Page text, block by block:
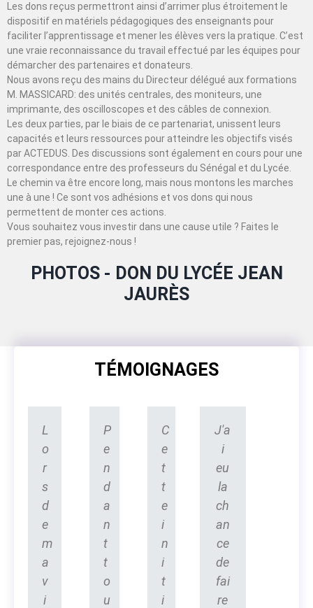
Les dons reçus permettront ainsi d’arrimer plus étroitement le
dispositif en matériels pédagogiques des enseignants pour
faciliter l’apprentissage et mener les élèves vers la pratique. C’est
une vraie reconnaissance du travail effectué par les équipes pour
démarcher des partenaires et donateurs.
Nous avons reçu des mains du Directeur délégué aux formations
M. MASSICARD: des unités centrales, des moniteurs, une
imprimante, des oscilloscopes et des câbles de connexion.
Les deux parties, par le biais de ce partenariat, unissent leurs
capacités et leurs ressources pour atteindre les objectifs visés
par ACTEDUS. Des discussions sont également en cours pour une
correspondance entre des professeurs du Sénégal et du Lycée.
Le chemin va être encore long, mais nous montons les marches
une à une ! Ce sont vos adhésions et vos dons qui nous
permettent de monter ces actions.
Vous souhaitez vous investir dans une cause utile ? Faites le
premier pas, rejoignez-nous !
PHOTOS - DON DU LYCÉE JEAN
JAURÈS
TÉMOIGNAGES
L
o
r
s
d
e
m
a
v
i
P
e
n
d
a
n
t
t
o
u
C
e
t
t
e
i
n
i
t
i
J'a
i
eu
la
ch
an
ce
de
fai
re